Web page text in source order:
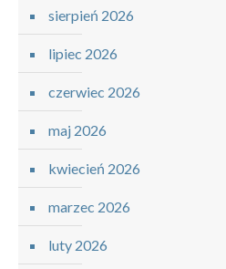
sierpień 2026
lipiec 2026
czerwiec 2026
maj 2026
kwiecień 2026
marzec 2026
luty 2026